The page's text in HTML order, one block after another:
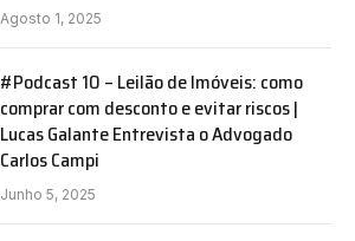
Agosto 1, 2025
#Podcast 10 – Leilão de Imóveis: como
comprar com desconto e evitar riscos |
Lucas Galante Entrevista o Advogado
Carlos Campi
Junho 5, 2025